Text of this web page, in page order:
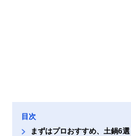
目次
まずはプロおすすめ、土鍋6選